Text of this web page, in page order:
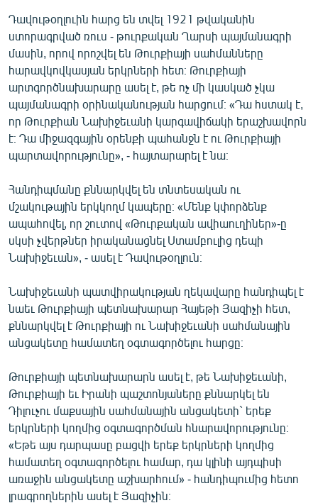
«Ազատության» բոլոր կայքերը
Դավութօղլուին հարց են տվել 1921 թվականին
ստորագրված ռուս - թուրքական Ղարսի պայմանագրի
մասին, որով որոշվել են Թուրքիայի սահմանները
հարավկովկասյան երկրների հետ։ Թուրքիայի
արտգործնախարարը ասել է, թե ոչ մի կասկած չկա
պայմանագրի օրինականության հարցում։ «Դա հստակ է,
որ Թուրքիան Նախիջեւանի կարգավիճակի երաշխավորն
է։ Դա միջազգային օրենքի պահանջն է ու Թուրքիայի
պարտավորությունը», - հայտարարել է նա։
Հանդիպմանը քննարկվել են տնտեսական ու
մշակութային երկկողմ կապերը։ «Մենք կփորձենք
ապահովել, որ շուտով «Թուրքական ավիաուղիներ»-ը
սկսի չվերթներ իրականացնել Ստամբուլից դեպի
Նախիջեւան», - ասել է Դավութօղլուն։
Նախիջեւանի պատվիրակության ղեկավարը հանդիպել է
նաեւ Թուրքիայի պետնախարար Հայեթի Յազիչի հետ,
քննարկվել է Թուրքիայի ու Նախիջեւանի սահմանային
անցակետը համատեղ օգտագործելու հարցը։
Թուրքիայի պետնախարարն ասել է, թե Նախիջեւանի,
Թուրքիայի եւ Իրանի պաշտոնյաները քննարկել են
Դիլուչու մաքսային սահմանային անցակետի` երեք
երկրների կողմից օգտագործման հնարավորությունը։
«Եթե այս դարպասը բացվի երեք երկրների կողմից
համատեղ օգտագործելու համար, դա կլինի այդպիսի
առաջին անցակետը աշխարհում» - հանդիպումից հետո
լրագրողներին ասել է Յազիչին։